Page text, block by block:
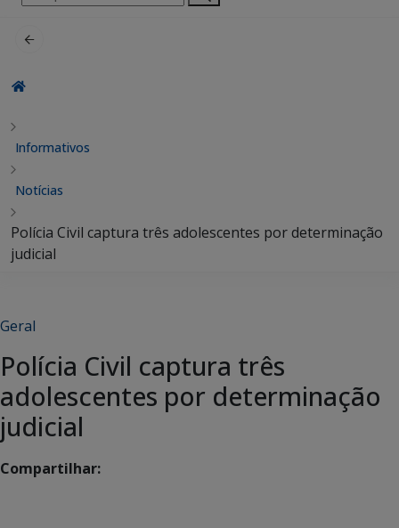
por:
Informativos
Notícias
Polícia Civil captura três adolescentes por determinação
judicial
Geral
Polícia Civil captura três
adolescentes por determinação
judicial
Compartilhar: